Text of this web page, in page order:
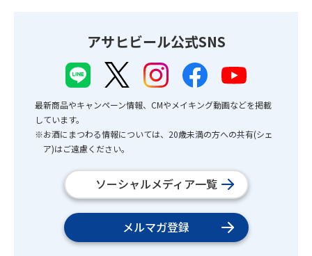
アサヒビール公式SNS
最新商品やキャンペーン情報、CMやメイキング動画などを掲載
しています。
※お酒にまつわる情報については、20歳未満の方への共有(シェ
ア)はご遠慮ください。
ソーシャルメディア一覧
メルマガ登録